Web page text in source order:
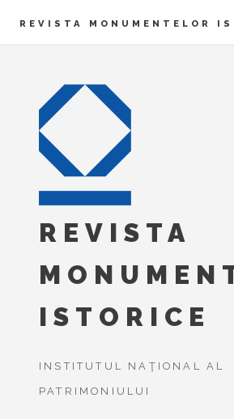
REVISTA MONUMENTELOR
REVISTA
ISTORICE
INSTITUTUL NAŢIONAL AL
PATRIMONIULUI